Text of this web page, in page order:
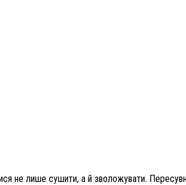
не лише сушити, а й зволожувати.